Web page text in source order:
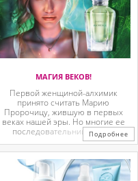
МАГИЯ ВЕКОВ!
Первой женщиной-алхимик
принято считать Марию
Пророчицу, жившую в первых
веках нашей эры. Но многие ее
последовательницы так ...
Подробнее